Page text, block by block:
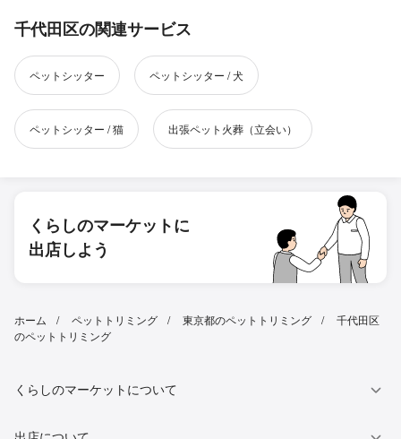
千代田区の関連サービス
ペットシッター ペットシッター / 犬
ペットシッター / 猫 出張ペット火葬（立会い）
くらしのマーケットに
出店しよう
ホーム ペットトリミング 東京都のペットトリミング
千代田区
のペットトリミング
くらしのマーケットについて